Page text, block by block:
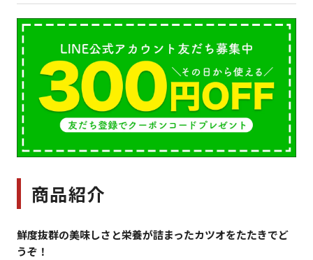
商品紹介
鮮度抜群の美味しさと栄養が詰まったカツオをたたきでど
うぞ！